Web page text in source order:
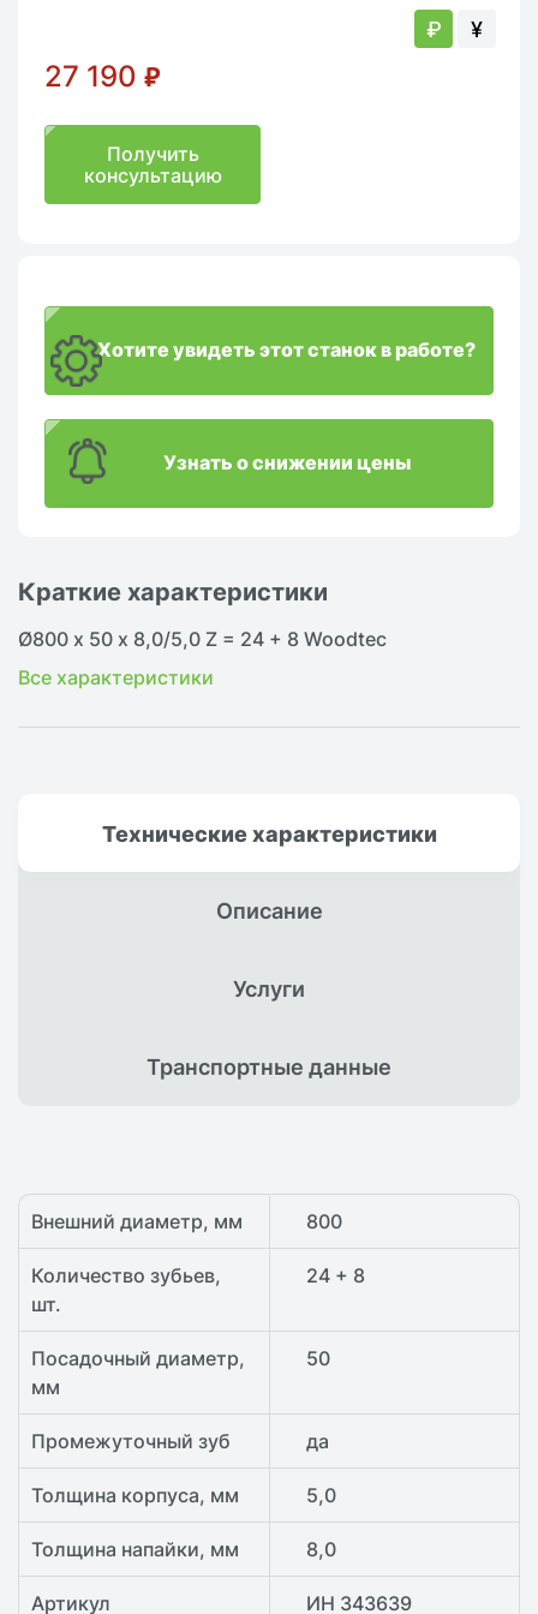
Краткие характеристики
Ø800 х 50 х 8,0/5,0 Z = 24 + 8 Woodtec
Все характеристики
₽ ¥
27 190 ₽
Получить
консультацию
Хотите увидеть этот станок в работе?
Узнать о снижении цены
Техническиехарактеристики
Описание
Услуги
Транспортныеданные
Внешний диаметр, мм 800
Количество зубьев,
шт.
24 + 8
Посадочный диаметр,
мм
50
Промежуточный зуб да
Толщина корпуса, мм 5,0
Толщина напайки, мм 8,0
Артикул ИН 343639